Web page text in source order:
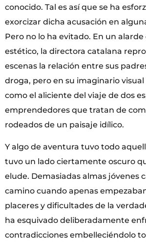
conocido. Tal es así que se ha
exorcizar dicha acusación en
Pero no lo ha evitado. En un
estético, la directora catalana
escenas la relación entre sus
droga, pero en su imaginario
como el aliciente del viaje de dos
emprendedores que tratan de
rodeados de un paisaje idílico.
Y algo de aventura tuvo todo
tuvo un lado ciertamente oscuro
elude. Demasiadas almas jóvenes
camino cuando apenas
placeres y dificultades de la
ha esquivado deliberadamente
contradicciones embelleciéndolo